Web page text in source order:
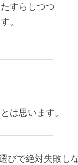
すらしつつ
。
は思います。
で絶対失敗し